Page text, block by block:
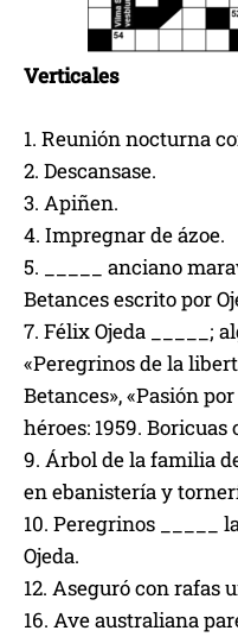
Verticales
1. Reunión nocturna
2. Descansase.
3. Apiñen.
4. Impregnar de ázoe.
5. _____ anciano
Betances escrito por
7. Félix Ojeda _____;
«Peregrinos de la
Betances», «Pasión
héroes: 1959.
9. Árbol de la familia
en ebanistería y
10. Peregrinos _____
Ojeda.
12. Aseguró con rafas
16. Ave australiana